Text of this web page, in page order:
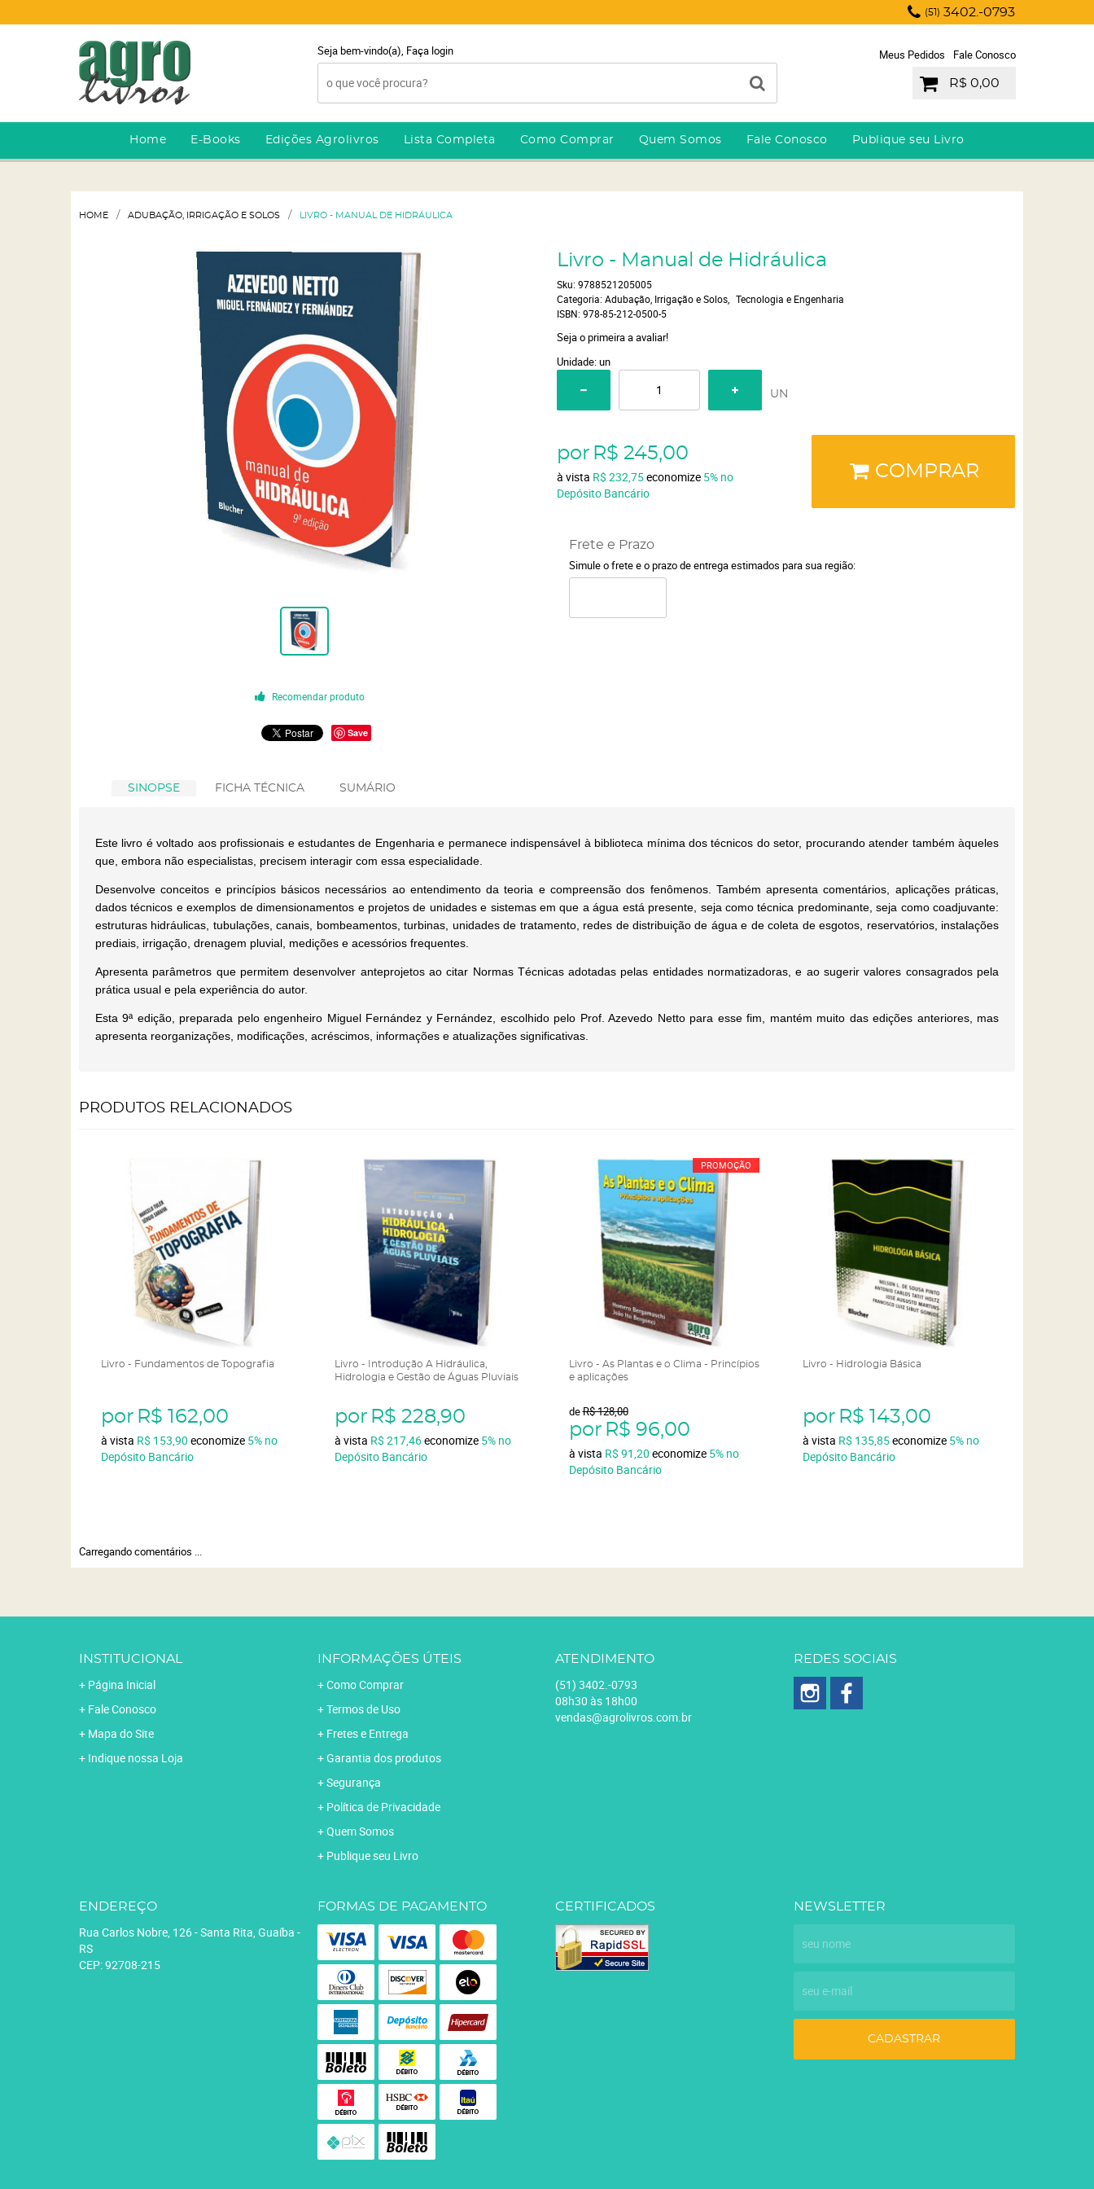
(51) 3402.-0793
Seja bem-vindo(a), Faça login Meus Pedidos Fale Conosco
R$ 0,00
Home E-Books Edições Agrolivros Lista Completa Como Comprar Quem Somos Fale Conosco Publique seu Livro
HOME ADUBAÇÃO, IRRIGAÇÃO E SOLOS LIVRO - MANUAL DE HIDRÁULICA
Recomendar produto
Save
Livro - Manual de Hidráulica
Sku: 9788521205005
Categoria: Adubação, Irrigação e Solos
Tecnologia e Engenharia
ISBN: 978-85-212-0500-5
Seja o primeira a avaliar!
Unidade: un
UN
por R$ 245,00
à vista R$ 232,75economize 5% no
Depósito Bancário
COMPRAR
Frete e Prazo
Simule o frete e o prazo de entrega estimados para sua região:
SINOPSE FICHA TÉCNICA SUMÁRIO
Este livro é voltado aos profissionais e estudantes de Engenharia e permanece indispensável à biblioteca mínima dos técnicos do setor, procurando atender também àqueles
que, embora não especialistas, precisem interagir com essa especialidade.
Desenvolve conceitos e princípios básicos necessários ao entendimento da teoria e compreensão dos fenômenos. Também apresenta comentários, aplicações práticas,
dados técnicos e exemplos de dimensionamentos e projetos de unidades e sistemas em que a água está presente, seja como técnica predominante, seja como coadjuvante:
estruturas hidráulicas, tubulações, canais, bombeamentos, turbinas, unidades de tratamento, redes de distribuição de água e de coleta de esgotos, reservatórios, instalações
prediais, irrigação, drenagem pluvial, medições e acessórios frequentes.
Apresenta parâmetros que permitem desenvolver anteprojetos ao citar Normas Técnicas adotadas pelas entidades normatizadoras, e ao sugerir valores consagrados pela
prática usual e pela experiência do autor.
Esta 9ª edição, preparada pelo engenheiro Miguel Fernández y Fernández, escolhido pelo Prof. Azevedo Netto para esse fim, mantém muito das edições anteriores, mas
apresenta reorganizações, modificações, acréscimos, informações e atualizações significativas.
PRODUTOS RELACIONADOS
Livro - Fundamentos de Topografia
por R$ 162,00
à vista R$ 153,90 economize 5% no
Depósito Bancário
Livro - Introdução A Hidráulica,
Hidrologia e Gestão de Águas Pluviais
por R$ 228,90
à vista R$ 217,46economize 5% no
Depósito Bancário
PROMOÇÃO
Livro - As Plantas e o Clima - Princípios
e aplicações
deR$ 128,00
por R$ 96,00
à vista R$ 91,20 economize 5% no
Depósito Bancário
Livro - Hidrologia Básica
por R$ 143,00
à vista R$ 135,85economize 5% no
Depósito Bancário
Carregando comentários ...
INSTITUCIONAL
Página Inicial
Fale Conosco
Mapa do Site
Indique nossa Loja
INFORMAÇÕES ÚTEIS
Como Comprar
Termos de Uso
Fretes e Entrega
Garantia dos produtos
Segurança
Política de Privacidade
Quem Somos
Publique seu Livro
ATENDIMENTO
(51) 3402.-0793
08h30 às 18h00
vendas@agrolivros.com.br
REDES SOCIAIS
ENDEREÇO
Rua Carlos Nobre, 126-Santa Rita, Guaíba -
RS
CEP: 92708-215
FORMAS DE PAGAMENTO CERTIFICADOS NEWSLETTER
CADASTRAR